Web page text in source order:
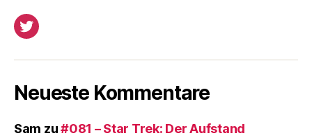
Twitter
Neueste Kommentare
Sam zu#081 – Star Trek: Der Aufstand